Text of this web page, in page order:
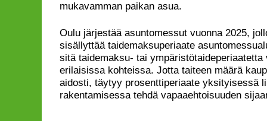
mukavamman paikan asua.
Oulu järjestää asuntomessut vuonna 2025,
sisällyttää taidemaksuperiaate
sitä taidemaksu- tai
erilaisissa kohteissa. Jotta taiteen määrä
aidosti, täytyy prosenttiperiaate yksityisessä
rakentamisessa tehdä vapaaehtoisuuden